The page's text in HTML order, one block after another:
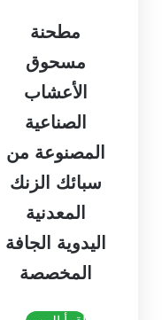
مطحنة
مسحوق
الأعشاب
الصناعية
المصنوعة من
سبائك الزنك
المعدنية
اليدوية الجافة
المخصصة